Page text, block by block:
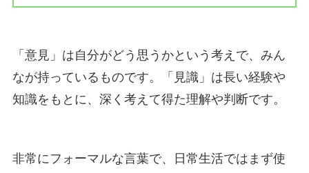
「意見」は自分がどう思うかという考えで、みん
なが持っているものです。「見識」は長い経験や
知識をもとに、深く考えて得た理解や判断です。
非常にフォーマルな言葉で、日常生活ではまず使